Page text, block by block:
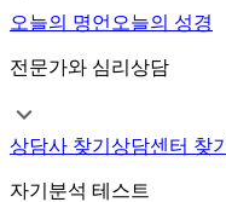
오늘의 명언 오늘의 성경
전문가와 심리상담
상담사 찾기 상담센터 찾기
자기분석 테스트